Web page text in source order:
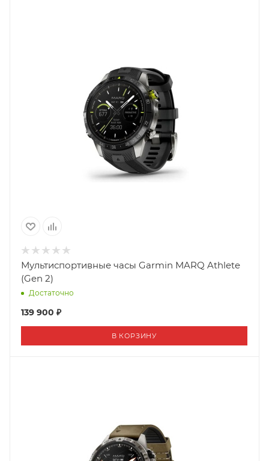
Мультиспортивные часы Garmin MARQ Athlete
(Gen 2)
Достаточно
139 900 ₽
В КОРЗИНУ